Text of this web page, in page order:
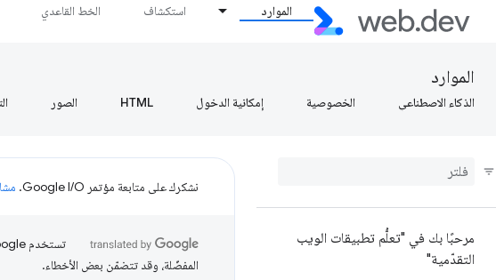
الموارد استكشاف الخط القاعدي
الموارد
الذكاء الاصطناعي الخصوصية إمكانية الدخول HTML الصور
مرحبًا بك في "تعلُّم تطبيقات الويب
التقدّمية"
نشكرك على متابعة مؤتمر Google I/O.
المفضّلة، وقد تتضمّن بعض الأخطاء.